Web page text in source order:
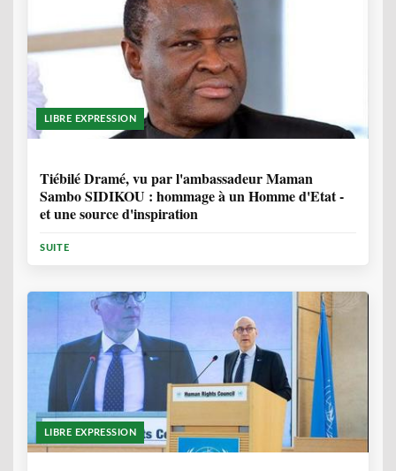
LIBRE EXPRESSION
Tiébilé Dramé, vu par l'ambassadeur Maman
Sambo SIDIKOU : hommage à un Homme d'Etat -
et une source d'inspiration
SUITE
LIBRE EXPRESSION